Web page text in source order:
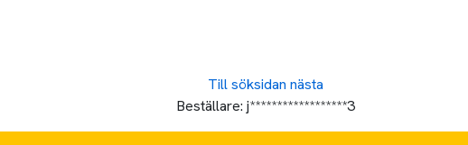
Till söksidan nästa
Beställare: j******************3